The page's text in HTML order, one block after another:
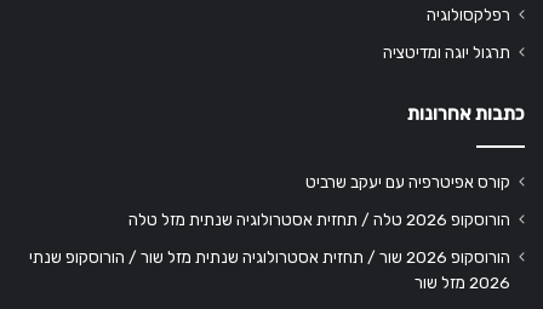
רפלקסולוגיה
תרגול יוגה ומדיטציה
כתבות אחרונות
קורס אפיטרפיה עם יעקב שרביט
הורוסקופ 2026 טלה / תחזית אסטרולוגיה שנתית מזל טלה
הורוסקופ 2026 שור / תחזית אסטרולוגיה שנתית מזל שור / הורוסקופ שנתי
2026 מזל שור